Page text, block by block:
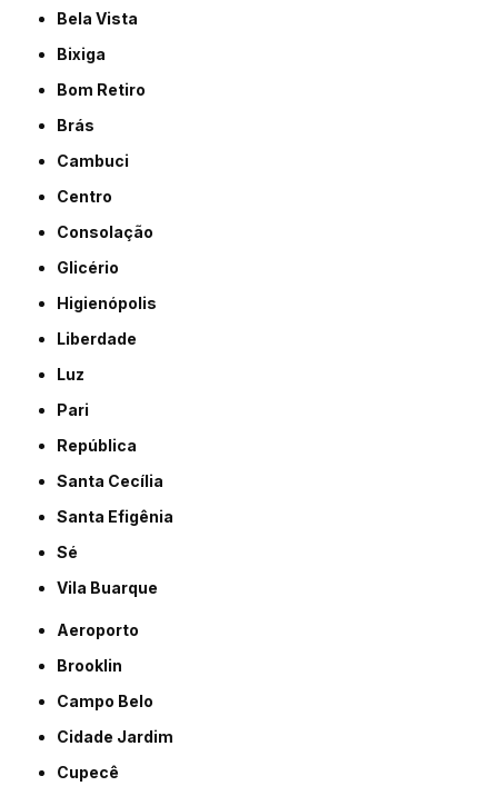
Bela Vista
Bixiga
Bom Retiro
Brás
Cambuci
Centro
Consolação
Glicério
Higienópolis
Liberdade
Luz
Pari
República
Santa Cecília
Santa Efigênia
Sé
Vila Buarque
Aeroporto
Brooklin
Campo Belo
Cidade Jardim
Cupecê